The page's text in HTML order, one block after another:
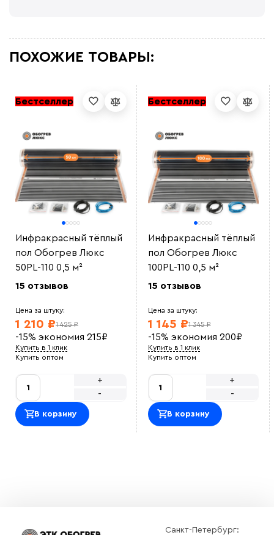
ПОХОЖИЕ ТОВАРЫ:
Бестселлер
Инфракрасный тёплый
пол Обогрев Люкс
50PL-110 0,5 м²
15 отзывов
Цена за штуку:
1 425 ₽
1 210 ₽
-15% экономия 215₽
Купить в 1 клик
Купить оптом
-
+
В корзину
Бестселлер
Инфракрасный тёплый
пол Обогрев Люкс
100PL-110 0,5 м²
15 отзывов
Цена за штуку:
1 345 ₽
1 145 ₽
-15% экономия 200₽
Купить в 1 клик
Купить оптом
-
+
В корзину
Санкт-Петербург: